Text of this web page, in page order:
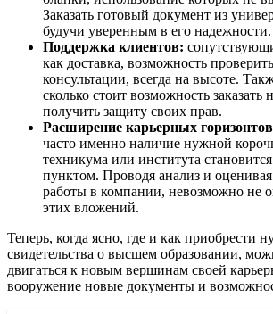
Заказать готовый документ из
будучи уверенным в его надежности.
Поддержка клиентов:
как доставка, возможность проверить
консультации, всегда на высоте.
сколько стоит возможность заказать
получить защиту своих прав.
Расширение карьерных
часто именно наличие нужной
техникума или института
пунктом. Проводя анализ и
работы в компании, невозможно не
этих вложений.
Теперь, когда ясно, где и как приобрести
свидетельства о высшем образовании,
двигаться к новым вершинам своей
вооружение новые документы и